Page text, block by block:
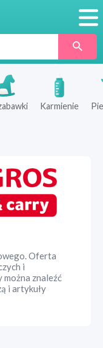
Karmienie
Oferta
i
można znaleźć
i artykuły